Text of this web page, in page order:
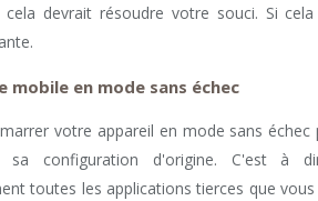
cela devrait résoudre votre souci. Si
mobile en mode sans échec
votre appareil en mode sans
sa configuration d'origine. C'est à
toutes les applications tierces que